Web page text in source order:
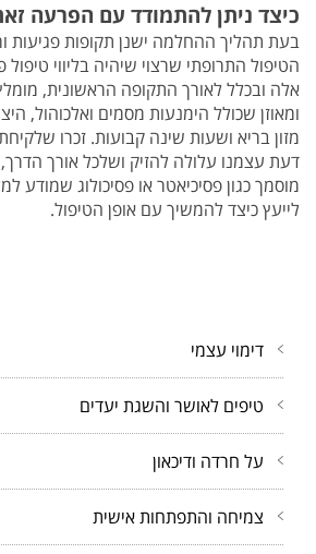
כיצד ניתן להתמודד עם הפרעה
בעת תהליך ההחלמה ישנן תקופות פגיעות
הטיפול התרופתי שרצוי שיהיה בליווי טיפול
אלה ובכלל לאורך התקופה הראשונית,
ומאוזן שכולל הימנעות מסמים ואלכוהול,
מזון בריא ושעות שינה קבועות. זכרו
דעת עצמנו עלולה להזיק ושלכל אורך
מוסמך כגון פסיכיאטר או פסיכולוג שמודע
לייעץ כיצד להמשיך עם אופן הטיפול.
דימוי עצמי
טיפים לאושר והשגת יעדים
על חרדה ודיכאון
צמיחה והתפתחות אישית